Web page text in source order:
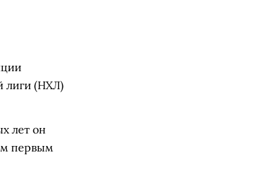
лиги (НХЛ)
лет он
первым